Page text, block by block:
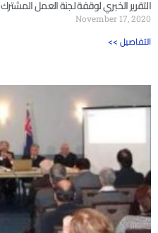
التقرير الخبري لوقفة لجنة العمل المشترك
November 17, 2020
<< التفاصيل